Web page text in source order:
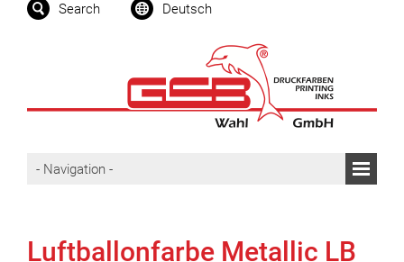
Search Deutsch
Luftballonfarbe Metallic LB